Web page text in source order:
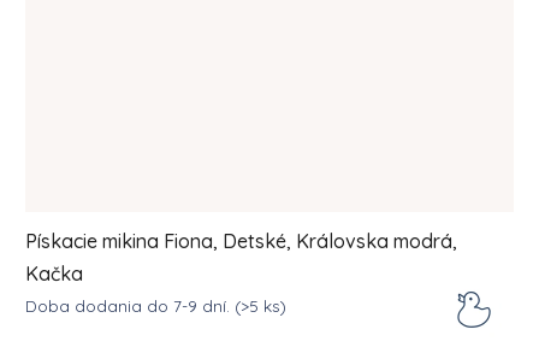
Pískacie mikina Fiona, Detské, Královska modrá,
Kačka
Doba dodania do 7-9 dní. (>5 ks)